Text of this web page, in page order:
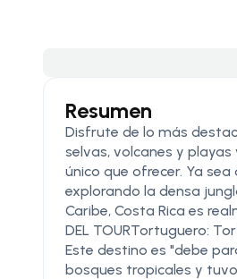
Resumen
Disfrute de lo más
selvas, volcanes y
único que ofrecer. Ya
explorando la densa
Caribe, Costa Rica es
DEL TOURTortuguero:
Este destino es "debe
bosques tropicales y